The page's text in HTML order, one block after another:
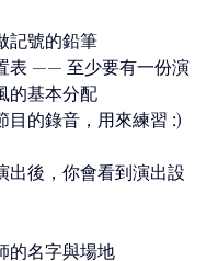
記號的鉛筆
表 —— 至少要有一份演
的基本分配
目的錄音，用來練習 :)
出後，你會看到演出設
的名字與場地